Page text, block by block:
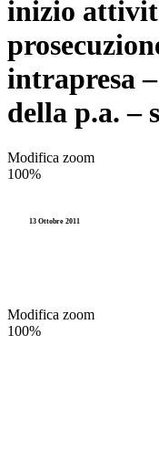
inizio
intrapresa
della p.a. –
Modifica zoom
100%
13 Ottobre 2011
Modifica zoom
100%